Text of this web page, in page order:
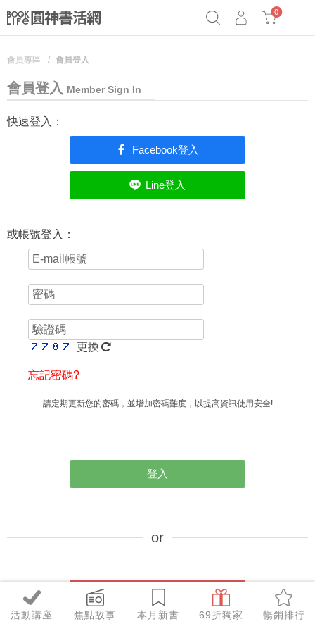
Netflix話題章魚小說！
0
活動講座 焦點故事 本月新書 69折獨家 暢銷排行
會員專區 會員登入
會員登入 Member Sign In
快速登入：
Facebook登入
Line登入
或帳號登入：
更換
忘記密碼?
請定期更新您的密碼，並增加密碼難度，以提高資訊使用安全!
登入
立即加入會員